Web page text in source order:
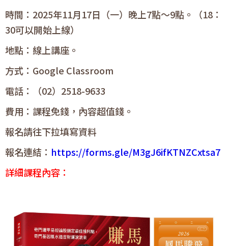
時間：2025年11月17日（一）晚上7點～9點。
（18：
30可以開始上線）
地點：線上講座。
方式：Google Classroom
電話：（02）2518-9633
費用：課程免錢，內容超值錢。
報名請往下拉填寫資料
報名連結： https://forms.gle/M3gJ6ifKTNZCxtsa7
詳細課程內容：